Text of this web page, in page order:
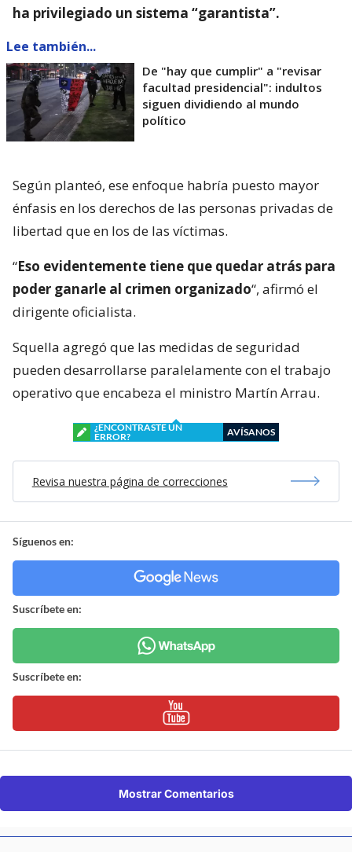
ha privilegiado un sistema “garantista”.
Lee también...
De "hay que cumplir" a "revisar
facultad presidencial": indultos
siguen dividiendo al mundo
político
Según planteó, ese enfoque habría puesto mayor
énfasis en los derechos de las personas privadas de
libertad que en los de las víctimas.
“Eso evidentemente tiene que quedar atrás para
poder ganarle al crimen organizado“, afirmó el
dirigente oficialista.
Squella agregó que las medidas de seguridad
pueden desarrollarse paralelamente con el trabajo
operativo que encabeza el ministro Martín Arrau.
¿ENCONTRASTE UN
ERROR?
AVÍSANOS
Revisa nuestra página de correcciones
Síguenos en:
Suscríbete en:
Suscríbete en:
Mostrar Comentarios